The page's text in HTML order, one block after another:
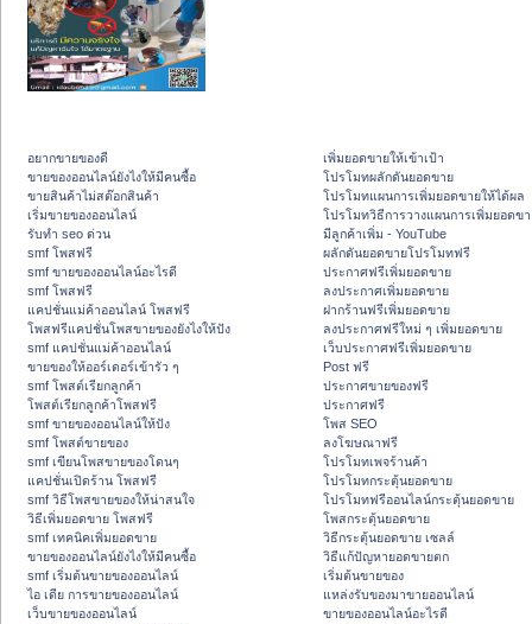
อยากขายของดี
ขายของออนไลน์ยังไงให้มีคนซื้อ
ขายสินค้าไม่สต๊อกสินค้า
เริ่มขายของออนไลน์
รับทำ seo ด่วน
smf โพสฟรี
smf ขายของออนไลน์อะไรดี
smf โพสฟรี
แคปชั่นแม่ค้าออนไลน์ โพสฟรี
โพสฟรีแคปชั่นโพสขายของยังไงให้ปัง
smf แคปชั่นแม่ค้าออนไลน์
ขายของให้ออร์เดอร์เข้ารัว ๆ
smf โพสต์เรียกลูกค้า
โพสต์เรียกลูกค้าโพสฟรี
smf ขายของออนไลน์ให้ปัง
smf โพสต์ขายของ
smf เขียนโพสขายของโดนๆ
แคปชั่นเปิดร้าน โพสฟรี
smf วิธีโพสขายของให้น่าสนใจ
วิธีเพิ่มยอดขาย โพสฟรี
smf เทคนิคเพิ่มยอดขาย
ขายของออนไลน์ยังไงให้มีคนซื้อ
smf เริ่มต้นขายของออนไลน์
ไอ เดีย การขายของออนไลน์
เว็บขายของออนไลน์
เพิ่มยอดขายให้เข้าเป้า
โปรโมทผลักดันยอดขาย
โปรโมทแผนการเพิ่มยอดขายให้ได้ผล
โปรโมทวิธีการวางแผนการเพิ่มยอดข
มีลูกค้าเพิ่ม - YouTube
ผลักดันยอดขายโปรโมทฟรี
ประกาศฟรีเพิ่มยอดขาย
ลงประกาศเพิ่มยอดขาย
ฝากร้านฟรีเพิ่มยอดขาย
ลงประกาศฟรีใหม่ ๆ เพิ่มยอดขาย
เว็บประกาศฟรีเพิ่มยอดขาย
Post ฟรี
ประกาศขายของฟรี
ประกาศฟรี
โพส SEO
ลงโฆษณาฟรี
โปรโมทเพจร้านค้า
โปรโมทกระตุ้นยอดขาย
โปรโมทฟรีออนไลน์กระตุ้นยอดขาย
โพสกระตุ้นยอดขาย
วิธีกระตุ้นยอดขาย เซลล์
วิธีแก้ปัญหายอดขายตก
เริ่มต้นขายของ
แหล่งรับของมาขายออนไลน์
ขายของออนไลน์อะไรดี